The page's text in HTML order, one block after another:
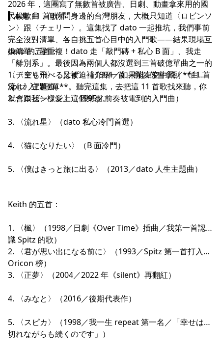
2026 年，這團寫了無數首被廣告、日劇、動畫拿來用的國
民級歌曲，但你問身邊的台灣朋友，大概只知道〈ロビンソ
ン〉跟〈チェリー〉。這集找了 dato 一起推坑，我們事前
完全沒對清單、各自挑五首心目中的入門歌——結果現場互
換清單，零重複！dato 走「敲門磚 + 私心 B 面」、我走
「離別系」。最後因為兩個人都沒選到三首破億單曲之一的
〈チェリー〉，又被迫補介紹一首，所以你會拿到 **11 首
Spitz 入門歌單**。聽完這集，去把這 11 首歌找來聽，你
就會跟我一樣愛上這個樂團。
▍本集 11 首歌單
dato 的五首：
1. 〈空も飛べるはず〉（1994／如果能在空中飛／《白線
流し》主題曲）
2. 〈ロビンソン〉（1995／前奏被電到的入門曲）
3. 〈流れ星〉（dato 私心冷門首選）
4. 〈猫になりたい〉（B 面冷門）
5. 〈僕はきっと旅に出る〉（2013／dato 人生主題曲）
Keith 的五首：
1. 〈楓〉（1998／日劇《Over Time》插曲／我第一首認
識 Spitz 的歌）
2. 〈君が思い出になる前に〉（1993／Spitz 第一首打入
Oricon 榜）
3. 〈正夢〉（2004／2022 年《silent》再翻紅）
4. 〈みなと〉（2016／後期代表作）
5. 〈スピカ〉（1998／我一生 repeat 第一名／「幸せは途
切れながらも続くのです」）